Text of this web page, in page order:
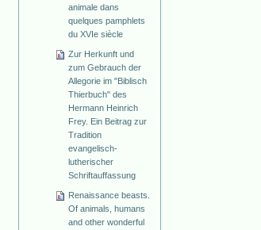
animale dans
quelques pamphlets
du XVIe siècle
Zur Herkunft und
zum Gebrauch der
Allegorie im "Biblisch
Thierbuch" des
Hermann Heinrich
Frey. Ein Beitrag zur
Tradition
evangelisch-
lutherischer
Schriftauffassung
Renaissance beasts.
Of animals, humans
and other wonderful